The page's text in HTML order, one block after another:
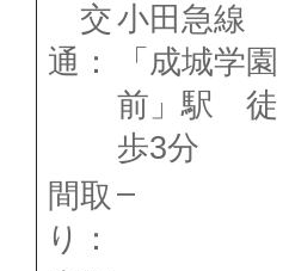
交
通：
小田急線
「成城学園
前」駅 徒
歩3分
間取
り：
–